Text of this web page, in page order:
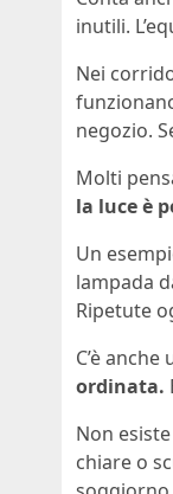
inutili.
Nei
negozio.
Molti
la luce è
Un
lampada
Ripetute
C’è
ordinata.
Non
chiare o